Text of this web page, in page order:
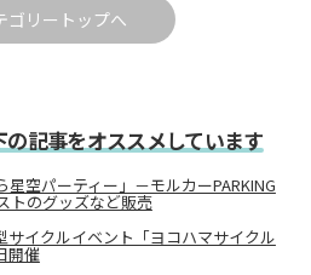
ゴリートップへ
記事をオススメしています
空パーティー」－モルカーPARKING
のグッズなど販売
サイクルイベント「ヨコハマサイクル
開催